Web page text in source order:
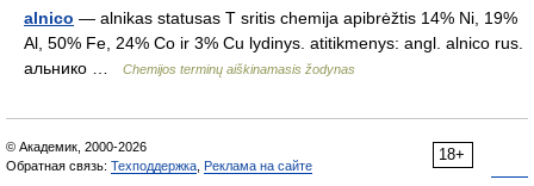
alnico — alnikas statusas T sritis chemija apibrėžtis 14% Ni, 19%
Al, 50% Fe, 24% Co ir 3% Cu lydinys. atitikmenys: angl. alnico rus.
альнико …
Chemijos terminų aiškinamasis žodynas
18+
© Академик, 2000-2026
Обратная связь: Техподдержка Реклама на сайте